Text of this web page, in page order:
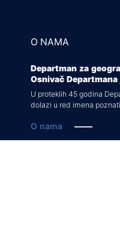
O NAMA
Departman za
Osnivač
U proteklih 45 godina
dolazi u red imena
O nama